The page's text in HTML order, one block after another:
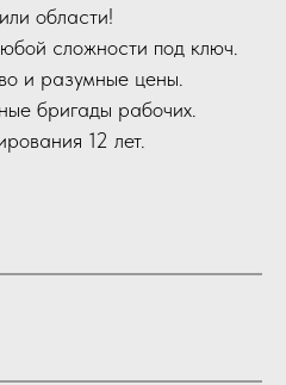
области!
сложности под ключ.
и разумные цены.
бригады рабочих.
12 лет.